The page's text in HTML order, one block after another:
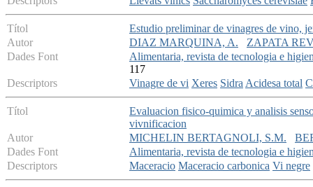
Títol
Estudio preliminar de vinagres de vino,
Autor
DIAZ MARQUINA, A.
ZAPATA
Dades Font
Alimentaria, revista de tecnologia e
117
Descriptors
Vinagre de vi Xeres SidraAcidesa total
Títol
Evaluacion fisico-quimica y analisis
vivnificacion
Autor
MICHELIN BERTAGNOLI, S.M.
Dades Font
Alimentaria, revista de tecnologia e
Descriptors
Maceracio Maceracio carbonica Vi negre